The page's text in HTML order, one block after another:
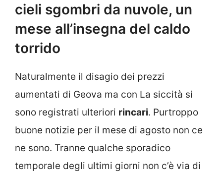
cieli sgombri da nuvole, un
mese all’insegna del caldo
torrido
Naturalmente il disagio dei prezzi
aumentati di Geova ma con La siccità si
sono registrati ulteriori rincari. Purtroppo
buone notizie per il mese di agosto non ce
ne sono. Tranne qualche sporadico
temporale degli ultimi giorni non c’è via di